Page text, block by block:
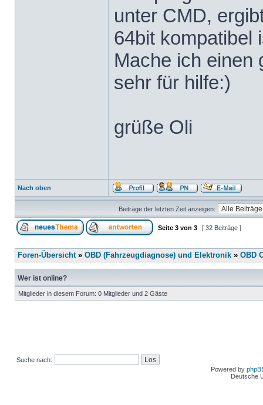
unter CMD,
64bit kompatibel
Mache ich einen
sehr für hilfe:)
grüße Oli
Nach oben
Beiträge der letzten Zeit anzeigen:
Seite 3 von 3 [ 32 Beiträge ]
Foren-Übersicht» OBD (Fahrzeugdiagnose) und Elektronik » OBD
Wer ist online?
Mitglieder in diesem Forum: 0 Mitglieder und 2 Gäste
Suche nach:
Powered by
Deutsche